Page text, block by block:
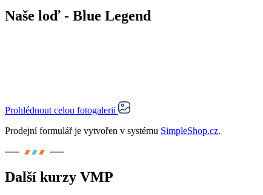
Naše loď - Blue Legend
Prohlédnout celou fotogalerii
Prodejní formulář je vytvořen v systému SimpleShop.cz.
Další kurzy VMP